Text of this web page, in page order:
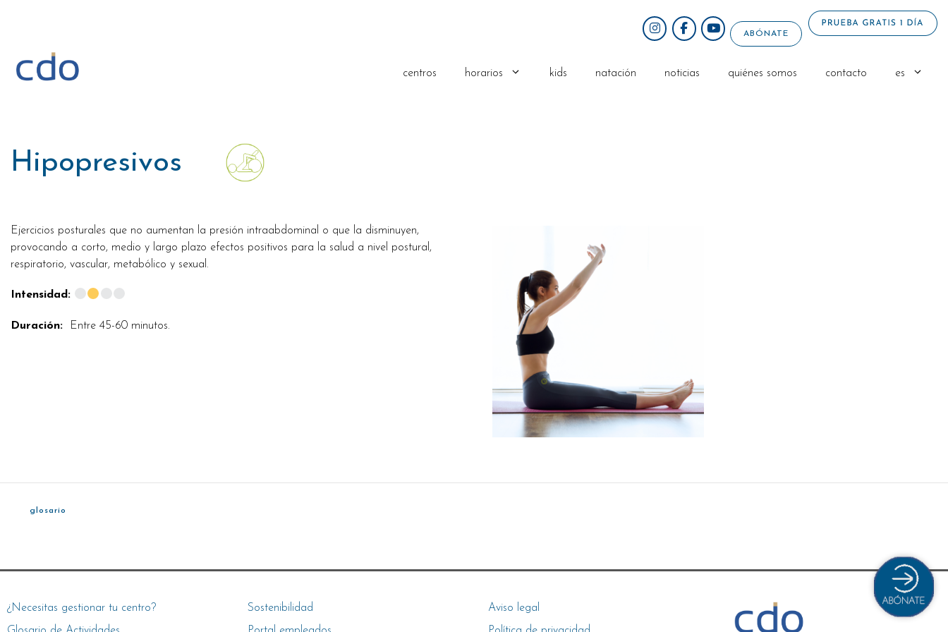
ABÓNATE
centros horarios kids natación noticias quiénes somos contacto es
Hipopresivos
Ejercicios posturales que no aumentan la presión intraabdominal o que la disminuyen,
provocando a corto, medio y largo plazo efectos positivos para la salud a nivel postural,
respiratorio, vascular, metabólico y sexual.
Intensidad:
Duración: Entre 45-60 minutos.
glosario
¿Necesitas gestionar tu centro?
Sostenibilidad
Aviso legal